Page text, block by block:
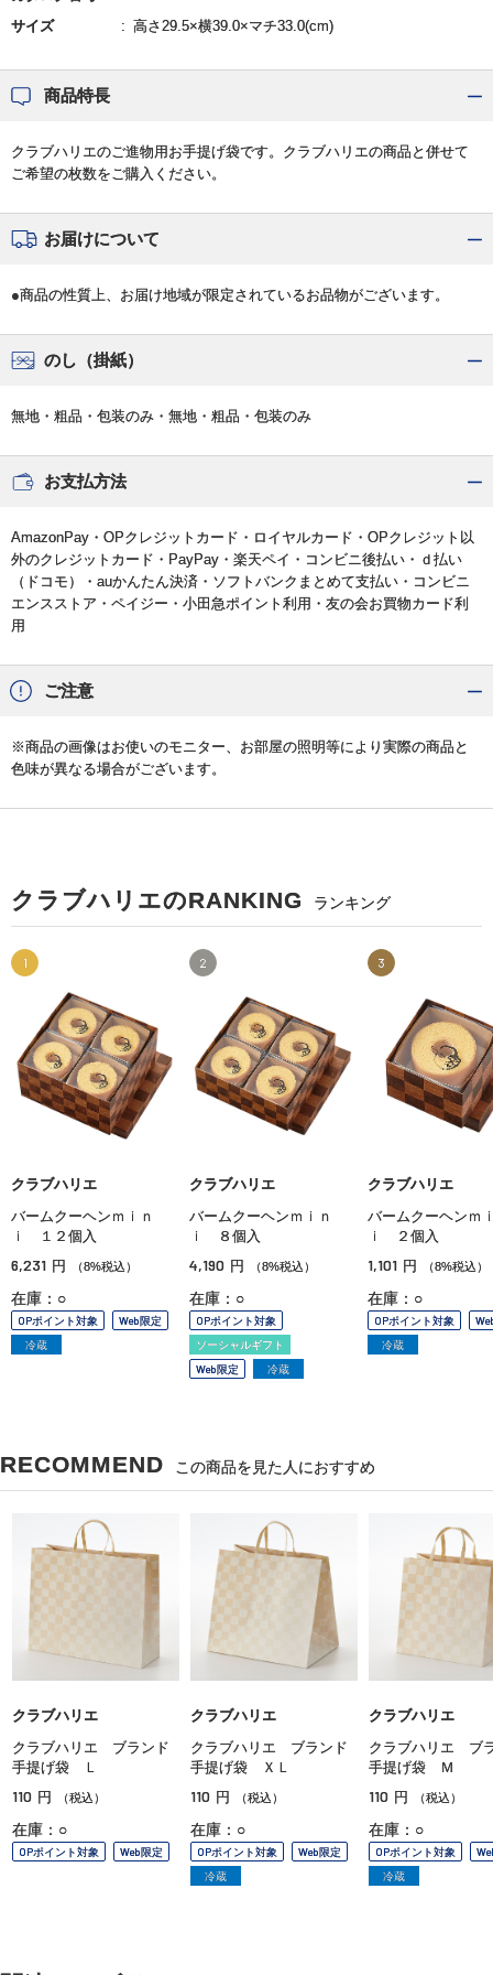
サイズ
高さ29.5×横39.0×マチ33.0(cm)
商品特長
クラブハリエのご進物用お手提げ袋です。クラブハリエの商品と併せて
ご希望の枚数をご購入ください。
お届けについて
●商品の性質上、お届け地域が限定されているお品物がございます。
のし（掛紙）
無地・粗品・包装のみ・無地・粗品・包装のみ
お支払方法
AmazonPay・OPクレジットカード・ロイヤルカード・OPクレジット以
外のクレジットカード・PayPay・楽天ペイ・コンビニ後払い・ｄ払い
（ドコモ）・auかんたん決済・ソフトバンクまとめて支払い・コンビニ
エンスストア・ペイジー・小田急ポイント利用・友の会お買物カード利
用
ご注意
※商品の画像はお使いのモニター、お部屋の照明等により実際の商品と
色味が異なる場合がございます。
クラブハリエのRANKING ランキング
1
クラブハリエ
バームクーヘンｍｉｎ
ｉ １２個入
6,231 円 （8%税込）
在庫：○
OPポイント対象
Web限定
冷蔵
2
クラブハリエ
バームクーヘンｍｉｎ
ｉ ８個入
4,190 円 （8%税込）
在庫：○
OPポイント対象
ソーシャルギフト
Web限定
冷蔵
3
クラブハリエ
バームクーヘンｍ
ｉ ２個入
1,101 円 （8%税込）
在庫：○
OPポイント対象
冷蔵
RECOMMEND この商品を見た人におすすめ
クラブハリエ
クラブハリエ ブランド
手提げ袋 Ｌ
110 円 （税込）
在庫：○
OPポイント対象 Web限定
クラブハリエ
クラブハリエ ブランド
手提げ袋 ＸＬ
110 円 （税込）
在庫：○
OPポイント対象
Web限定
冷蔵
クラブハリエ
クラブハリエ ブ
手提げ袋 Ｍ
110 円 （税込）
在庫：○
OPポイント対象
冷蔵